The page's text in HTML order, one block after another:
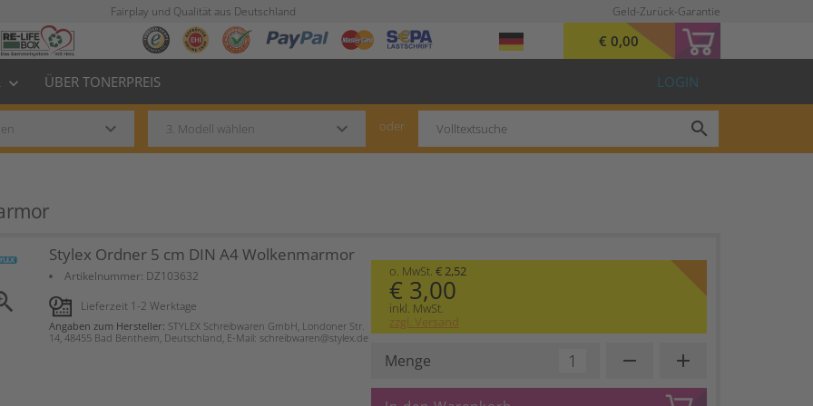
Fairplay und Qualität aus Deutschland Geld-Zurück-Garantie
€ 0,00
keyboard_arrow_down ÜBER TONERPREIS LOGIN
keyboard_arrow_down keyboard_arrow_down oder search
Stylex Ordner 5 cm DIN A4 Wolkenmarmor
Artikelnummer: DZ103632
Lieferzeit 1-2 Werktage
Angaben zum Hersteller: STYLEX Schreibwaren GmbH, Londoner Str.
14, 48455 Bad Bentheim, Deutschland, E-Mail: schreibwaren@stylex.de
o. MwSt. € 2,52
€ 3,00
inkl. MwSt.
zzgl. Versand
Menge remove add